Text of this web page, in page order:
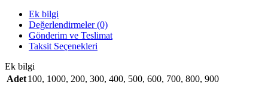
Ek bilgi
Değerlendirmeler (0)
Gönderim ve Teslimat
Taksit Seçenekleri
Ek bilgi
Adet100, 1000, 200, 300, 400, 500, 600, 700, 800, 900